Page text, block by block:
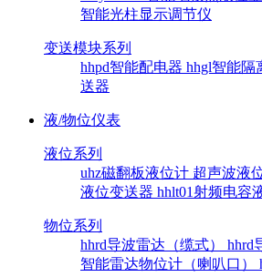
智能光柱显示调节仪
变送模块系列
hhpd智能配电器 hhgl智能隔
送器
液/物位仪表
液位系列
uhz磁翻板液位计 超声波液
液位变送器 hhlt01射频电容
物位系列
hhrd导波雷达（缆式） hhrd
智能雷达物位计（喇叭口）